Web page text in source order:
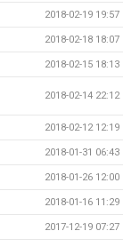
2018-02-19 19:57
2018-02-18 18:07
2018-02-15 18:13
2018-02-14 22:12
2018-02-12 12:19
2018-01-31 06:43
2018-01-26 12:00
2018-01-16 11:29
2017-12-19 07:27